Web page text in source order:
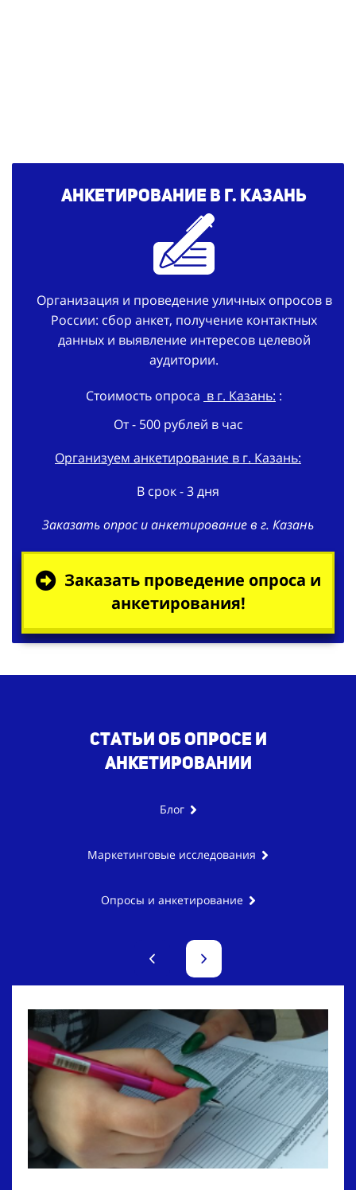
Анкетирование в г. Казань
Организация и проведение уличных опросов в
России: сбор анкет, получение контактных
данных и выявление интересов целевой
аудитории.
Стоимость опроса в г. Казань: :
От - 500 рублей в час
Организуем анкетирование в г. Казань:
В срок - 3 дня
Заказать опрос и анкетирование в г. Казань
Заказать проведение опроса и
анкетирования!
Статьи об опросе и
анкетировании
Блог
Маркетинговые исследования
Опросы и анкетирование